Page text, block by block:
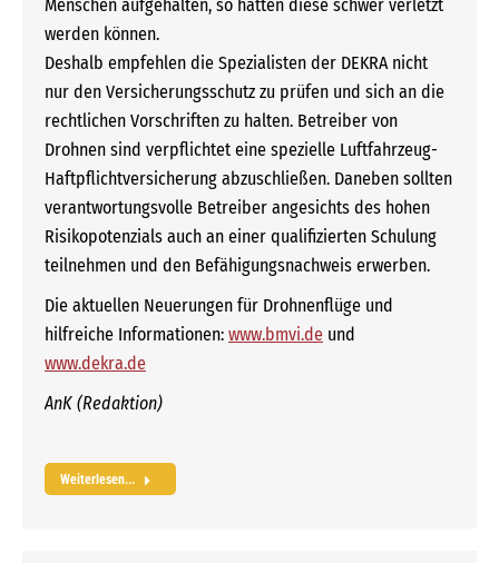
Menschen aufgehalten, so hätten diese schwer verletzt
werden können.
Deshalb empfehlen die Spezialisten der DEKRA nicht
nur den Versicherungsschutz zu prüfen und sich an die
rechtlichen Vorschriften zu halten. Betreiber von
Drohnen sind verpflichtet eine spezielle Luftfahrzeug-
Haftpflichtversicherung abzuschließen. Daneben sollten
verantwortungsvolle Betreiber angesichts des hohen
Risikopotenzials auch an einer qualifizierten Schulung
teilnehmen und den Befähigungsnachweis erwerben.
Die aktuellen Neuerungen für Drohnenflüge und
hilfreiche Informationen: www.bmvi.de und
www.dekra.de
AnK (Redaktion)
Weiterlesen...